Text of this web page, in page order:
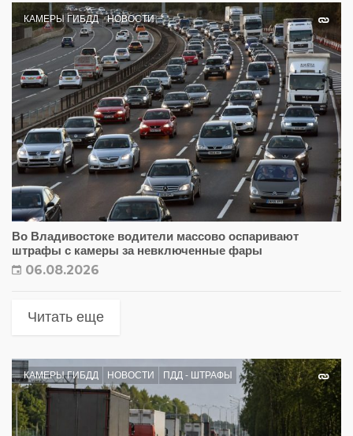
КАМЕРЫ ГИБДД НОВОСТИ
Во Владивостоке водители массово оспаривают
штрафы с камеры за невключенные фары
06.08.2026
Читать еще
КАМЕРЫ ГИБДД НОВОСТИ ПДД - ШТРАФЫ